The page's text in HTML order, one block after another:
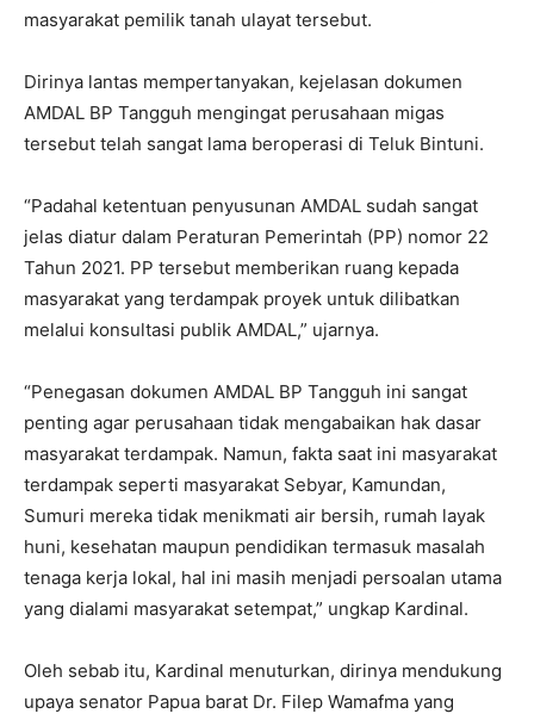
masyarakat pemilik tanah ulayat tersebut.
Dirinya lantas mempertanyakan, kejelasan dokumen
AMDAL BP Tangguh mengingat perusahaan migas
tersebut telah sangat lama beroperasi di Teluk Bintuni.
“Padahal ketentuan penyusunan AMDAL sudah sangat
jelas diatur dalam Peraturan Pemerintah (PP) nomor 22
Tahun 2021. PP tersebut memberikan ruang kepada
masyarakat yang terdampak proyek untuk dilibatkan
melalui konsultasi publik AMDAL,” ujarnya.
“Penegasan dokumen AMDAL BP Tangguh ini sangat
penting agar perusahaan tidak mengabaikan hak dasar
masyarakat terdampak. Namun, fakta saat ini masyarakat
terdampak seperti masyarakat Sebyar, Kamundan,
Sumuri mereka tidak menikmati air bersih, rumah layak
huni, kesehatan maupun pendidikan termasuk masalah
tenaga kerja lokal, hal ini masih menjadi persoalan utama
yang dialami masyarakat setempat,” ungkap Kardinal.
Oleh sebab itu, Kardinal menuturkan, dirinya mendukung
upaya senator Papua barat Dr. Filep Wamafma yang